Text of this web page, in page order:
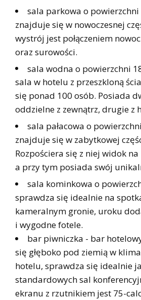
sala parkowa o
znajduje się w nowoczesnej
wystrój jest połączeniem
oraz surowości.
sala wodna o powierzchni
sala w hotelu z przeszkloną
się ponad 100 osób. Posiada
oddzielne z zewnątrz, drugie z
sala pałacowa o
znajduje się w zabytkowej
Rozpościera się z niej widok
a przy tym posiada swój
sala kominkowa o
sprawdza się idealnie na
kameralnym gronie, uroku
i wygodne fotele.
bar piwniczka - bar
się głęboko pod ziemią w
hotelu, sprawdza się idealnie
standardowych sal
ekranu z rzutnikiem jest 75-